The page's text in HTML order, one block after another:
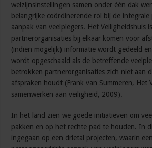
welzijnsinstellingen samen onder één dak
belangrijke coördinerende rol bij de integrale
aanpak van veelplegers. Het Veiligheidshuis
partnerorganisaties bij elkaar komen voor
(indien mogelijk) informatie wordt gedeeld
wordt opgeschaald als de betreffende
betrokken partnerorganisaties zich niet aan
afspraken houdt (Frank van Summeren, Het
samenwerken aan veiligheid, 2009).
In het land zien we goede initiatieven om
pakken en op het rechte pad te houden. In
ingegaan op een drietal projecten, waarin